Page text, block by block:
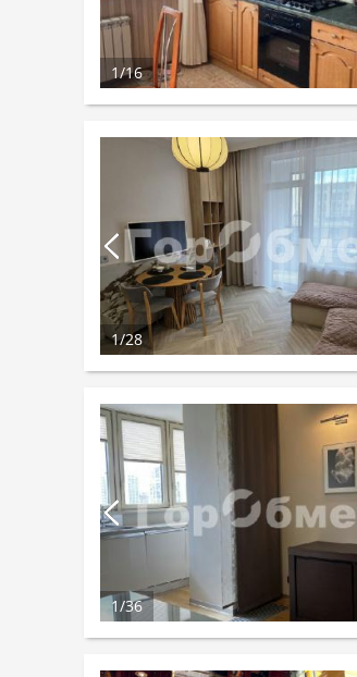
1/16
1/28
1/36